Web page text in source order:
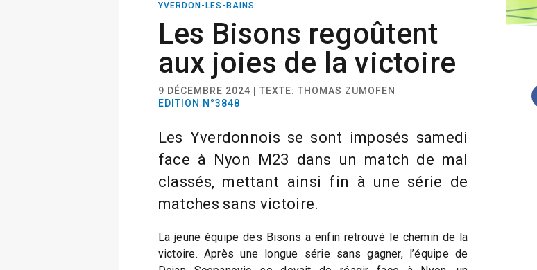
YVERDON-LES-BAINS
Les Bisons regoûtent
aux joies de la victoire
9 DÉCEMBRE 2024 | TEXTE: THOMAS ZUMOFEN
EDITION N°3848
Les Yverdonnois se sont imposés samedi
face à Nyon M23 dans un match de mal
classés, mettant ainsi fin à une série de
matches sans victoire.
La jeune équipe des Bisons a enfin retrouvé le chemin de la
victoire. Après une longue série sans gagner, l’équipe de